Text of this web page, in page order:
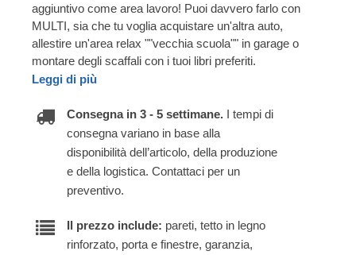
aggiuntivo come area lavoro! Puoi davvero farlo con
MULTI, sia che tu voglia acquistare un'altra auto,
allestire un'area relax ""vecchia scuola"" in garage o
montare degli scaffali con i tuoi libri preferiti.
Leggi di più
Consegna in 3 - 5 settimane. I tempi di
consegna variano in base alla
disponibilità dell’articolo, della produzione
e della logistica. Contattaci per un
preventivo.
Il prezzo include: pareti, tetto in legno
rinforzato, porta e finestre, garanzia,